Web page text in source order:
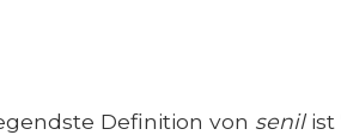
Definition von senilist